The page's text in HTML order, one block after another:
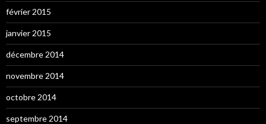
février 2015
janvier 2015
décembre 2014
novembre 2014
octobre 2014
septembre 2014